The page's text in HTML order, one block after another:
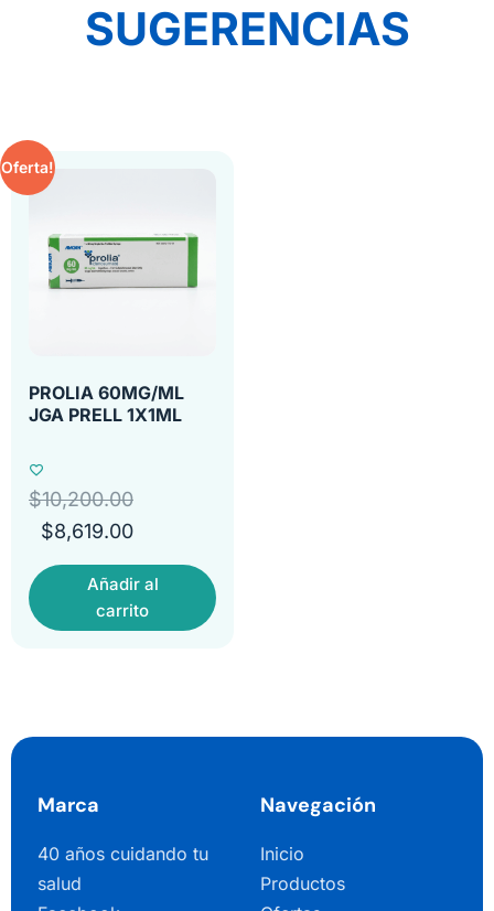
SUGERENCIAS
Oferta!
PROLIA 60MG/ML
JGA PRELL 1X1ML
$10,200.00
$8,619.00
Añadir al
carrito
Marca
40 años cuidando tu
salud
Navegación
Inicio
Productos